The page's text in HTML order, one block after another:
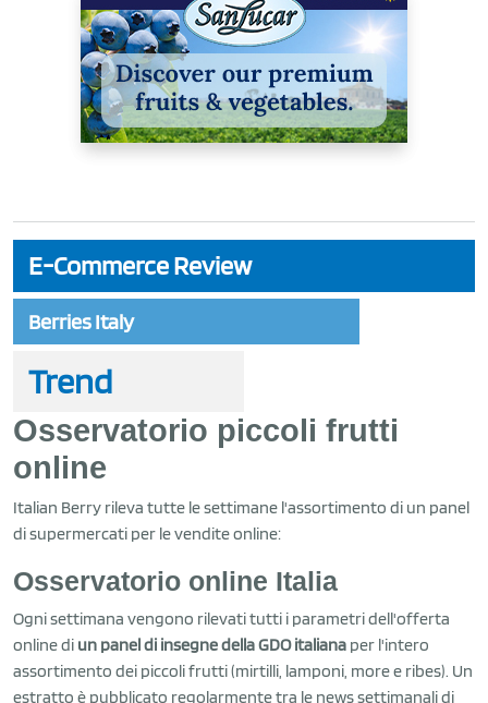
E-Commerce Review
Berries Italy
Trend
Osservatorio piccoli frutti
online
Italian Berry rileva tutte le settimane l'assortimento di un panel
di supermercati per le vendite online:
Osservatorio online Italia
Ogni settimana vengono rilevati tutti i parametri dell'offerta
online di un panel di insegne della GDO italiana per l'intero
assortimento dei piccoli frutti (mirtilli, lamponi, more e ribes). Un
estratto è pubblicato regolarmente tra le news settimanali di